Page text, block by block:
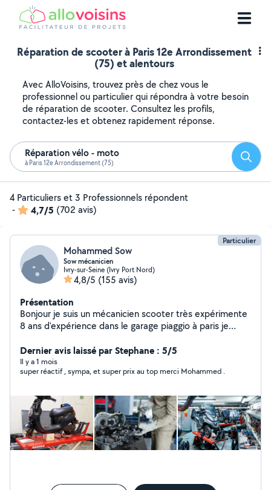
Réparation de scooter à Paris 12e Arrondissement
(75) et alentours
Avec AlloVoisins, trouvez près de chez vous le
professionnel ou particulier qui répondra à votre besoin
de réparation de scooter. Consultez les profils,
contactez-les et obtenez rapidement réponse.
Réparation vélo - moto
à Paris 12e Arrondissement (75)
4 Particuliers et 3 Professionnels répondent
-
4,7/5 (702 avis)
Particulier
Mohammed Sow
Sow mécanicien
Ivry-sur-Seine (Ivry Port Nord)
4,8/5 (155 avis)
Présentation
Bonjour je suis un mécanicien scooter très expérimente
8 ans d'expérience dans le garage piaggio à paris je
cordialement
Dernier avis laissé par Stephane : 5/5
Il y a 1 mois
super réactif , sympa, et super prix au top merci Mohammed .